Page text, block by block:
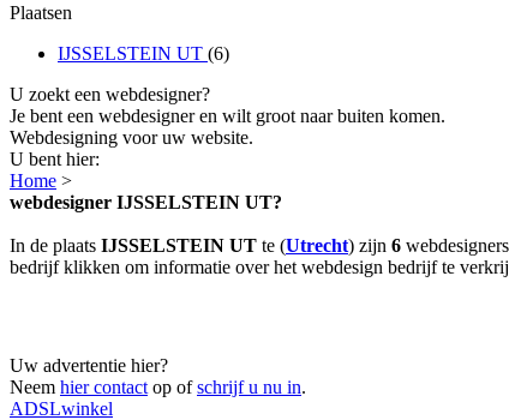
Plaatsen
IJSSELSTEIN UT (6)
U zoekt een webdesigner?
Je bent een webdesigner en wilt groot naar buiten komen.
Webdesigning voor uw website.
U bent hier:
Home >
webdesigner IJSSELSTEIN UT?
In de plaats IJSSELSTEIN UT te (Utrecht) zijn 6
bedrijf klikken om informatie over het webdesign bedrijf te
Uw advertentie hier?
Neem hier contact op ofschrijf u nu in.
ADSLwinkel